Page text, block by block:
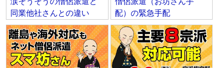
同業他社さんとの違い
配）の緊急手配